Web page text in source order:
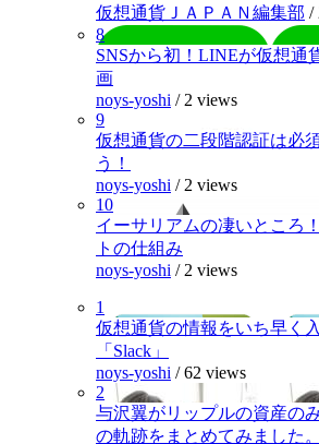
仮想通貨ＪＡＰＡＮ編集部 /
8
SNSから初！LINEが仮想通
画
noys-yoshi / 2 views
9
仮想通貨の二段階認証は必
う！
noys-yoshi / 2 views
10
イーサリアムの凄いところ
トの仕組み
noys-yoshi / 2 views
1
仮想通貨の情報をいち早く
「Slack」
noys-yoshi /62 views
2
与沢翼がリップルの資産の
の軌跡をまとめてみました。